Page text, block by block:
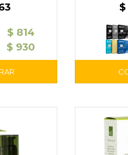
$ 814
$ 930
$